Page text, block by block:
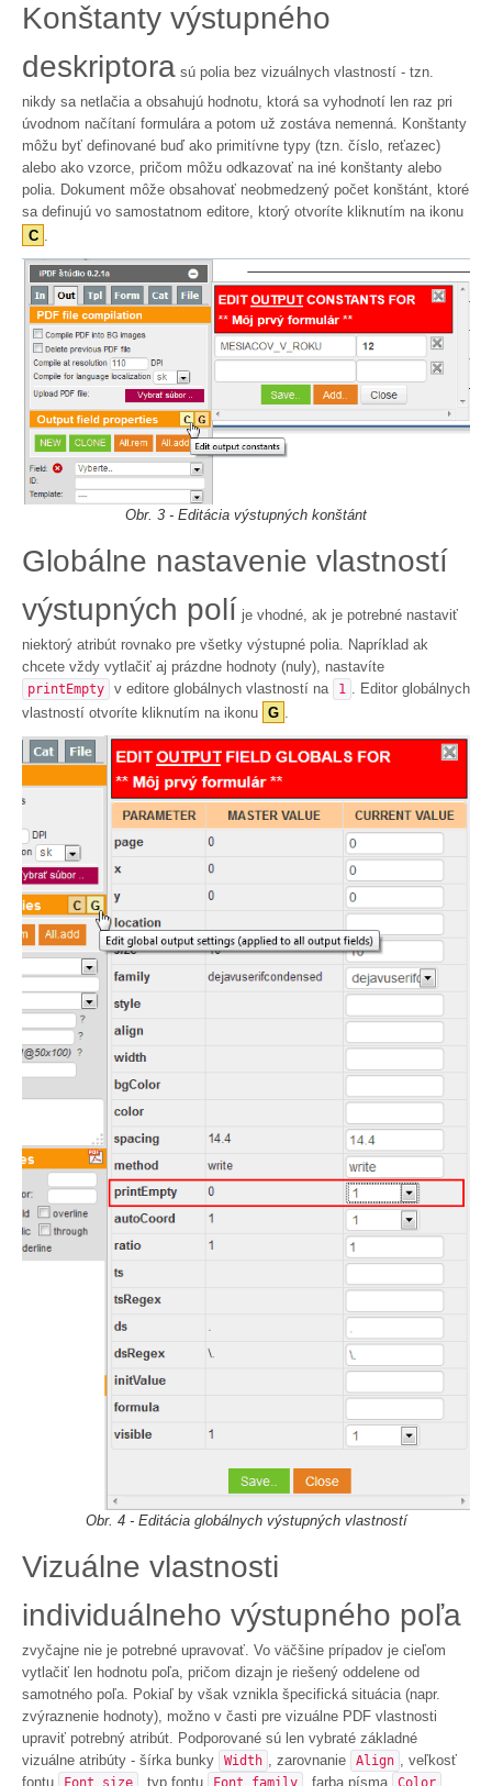
Konštanty výstupného
deskriptora sú polia bez vizuálnych vlastností - tzn.
nikdy sa netlačia a obsahujú hodnotu, ktorá sa vyhodnotí len raz pri
úvodnom načítaní formulára a potom už zostáva nemenná. Konštanty
môžu byť definované buď ako primitívne typy (tzn. číslo, reťazec)
alebo ako vzorce, pričom môžu odkazovať na iné konštanty alebo
polia. Dokument môže obsahovať neobmedzený počet konštánt, ktoré
sa definujú vo samostatnom editore, ktorý otvoríte kliknutím na ikonu
C .
Obr. 3 - Editácia výstupných konštánt
Globálne nastavenie vlastností
výstupných polí je vhodné, ak je potrebné nastaviť
niektorý atribút rovnako pre všetky výstupné polia. Napríklad ak
chcete vždy vytlačiť aj prázdne hodnoty (nuly), nastavíte
printEmpty v editore globálnych vlastností na 1
. Editor globálnych
vlastností otvoríte kliknutím na ikonu G
Obr. 4 - Editácia globálnych výstupných vlastností
Vizuálne vlastnosti
individuálneho výstupného poľa
zvyčajne nie je potrebné upravovať. Vo väčšine prípadov je cieľom
vytlačiť len hodnotu poľa, pričom dizajn je riešený oddelene od
samotného poľa. Pokiaľ by však vznikla špecifická situácia (napr.
zvýraznenie hodnoty), možno v časti pre vizuálne PDF vlastnosti
upraviť potrebný atribút. Podporované sú len vybraté základné
vizuálne atribúty - šírka bunky
Width , zarovnanie Align
, veľkosť
fontu
Font size , typ fontu Font family , farba písma Color